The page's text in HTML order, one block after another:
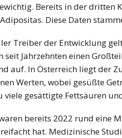
Bereits in der dritten
Diese Daten
Treiber der Entwicklung
seit Jahrzehnten einen
auf. In Österreich liegt der
Werten, wobei gesüßte
viele gesättigte Fettsäuren
bereits 2022 rund eine
hat. Medizinische